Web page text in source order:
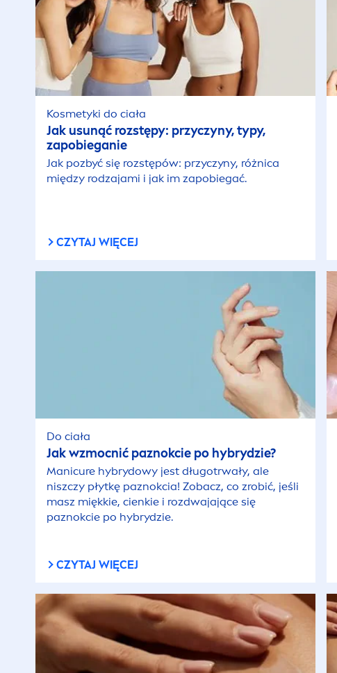
Kosmetyki do ciała
Jak usunąć rozstępy: przyczyny, typy,
zapobieganie
Jak pozbyć się rozstępów: przyczyny, różnica
między rodzajami i jak im zapobiegać.
CZYTAJ WIĘCEJ
Do ciała
Jak wzmocnić paznokcie po hybrydzie?
Manicure hybrydowy jest długotrwały, ale
niszczy płytkę paznokcia! Zobacz, co zrobić, jeśli
masz miękkie, cienkie i rozdwajające się
paznokcie po hybrydzie.
CZYTAJ WIĘCEJ